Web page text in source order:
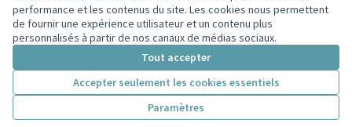
performance et les contenus du site. Les cookies nous permettent
de fournir une expérience utilisateur et un contenu plus
personnalisés à partir de nos canaux de médias sociaux.
Tout accepter
Accepter seulement les cookies essentiels
Paramètres
Paramètres des cookies
Participez Villeurbanne sur X
(Lien externe)
Participez Villeurbanne sur Facebook
Participez Villeurbanne sur Instagram
Participez Villeurbanne sur YouTube
(Lien externe)
Site réalisé grâce aulogiciel libre Decidim .
Licence
(Lien